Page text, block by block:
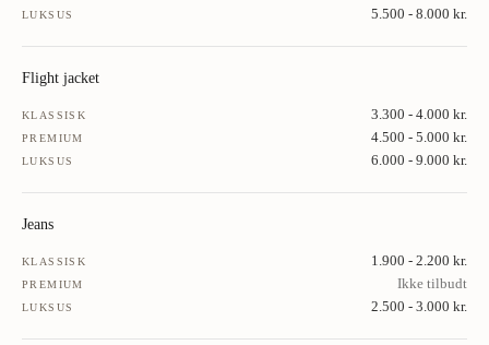
LUKSUS 5.500 - 8.000 kr.
Flight jacket
KLASSISK 3.300 - 4.000 kr.
PREMIUM 4.500 - 5.000 kr.
LUKSUS 6.000 - 9.000 kr.
Jeans
KLASSISK 1.900 - 2.200 kr.
PREMIUM Ikke tilbudt
LUKSUS 2.500 - 3.000 kr.